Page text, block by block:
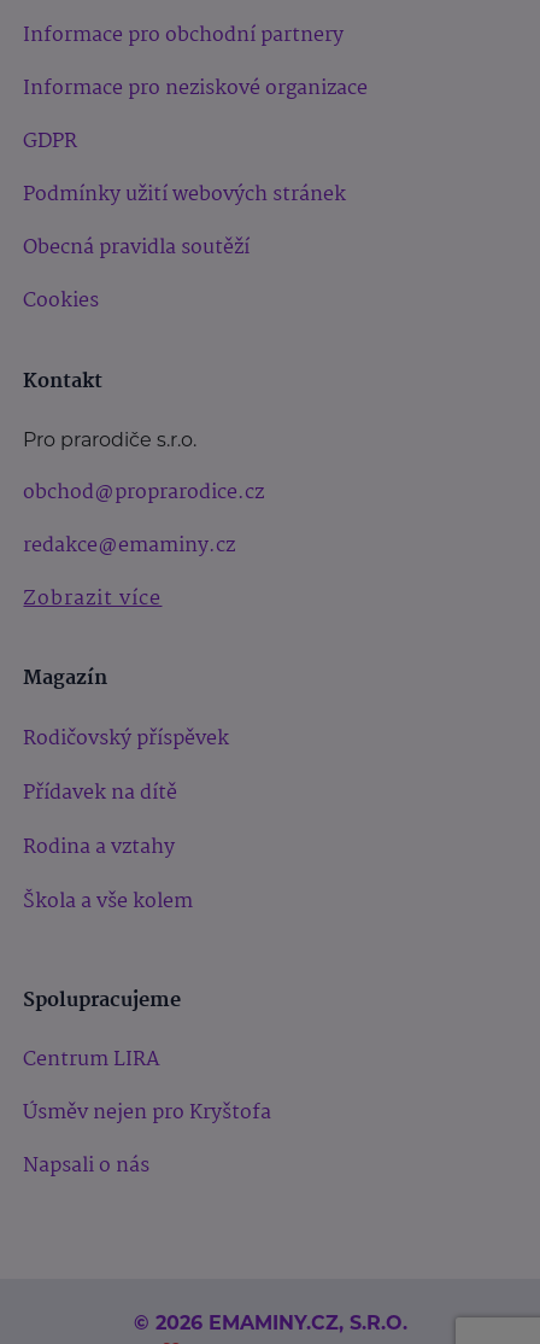
Informace pro obchodní partnery
Informace pro neziskové organizace
GDPR
Podmínky užití webových stránek
Obecná pravidla soutěží
Cookies
Kontakt
Pro prarodiče s.r.o.
obchod@proprarodice.cz
redakce@emaminy.cz
Zobrazit více
Magazín
Rodičovský příspěvek
Přídavek na dítě
Rodina a vztahy
Škola a vše kolem
Spolupracujeme
Centrum LIRA
Úsměv nejen pro Kryštofa
Napsali o nás
© 2026 EMAMINY.CZ, S.R.O.